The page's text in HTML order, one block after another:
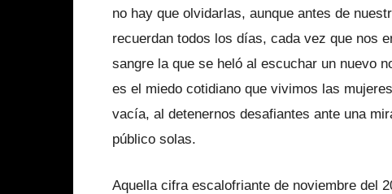
no hay que olvidarlas, aunque antes de
recuerdan todos los días, cada vez que nos
sangre la que se heló al escuchar un nuevo
es el miedo cotidiano que vivimos las
vacía, al detenernos desafiantes ante una
público solas.
Aquella cifra escalofriante de noviembre del